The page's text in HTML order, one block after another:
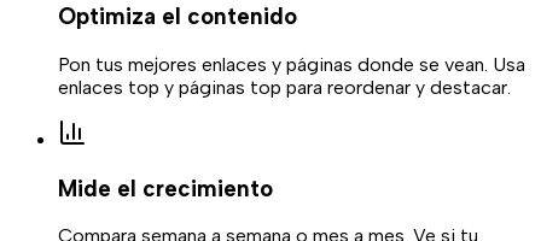
Optimiza el contenido
Pon tus mejores enlaces y páginas donde se vean. Usa
enlaces top y páginas top para reordenar y destacar.
Mide el crecimiento
Compara semana a semana o mes a mes. Ve si tu